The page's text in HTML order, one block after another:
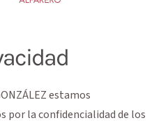
estamos
por la confidencialidad de los